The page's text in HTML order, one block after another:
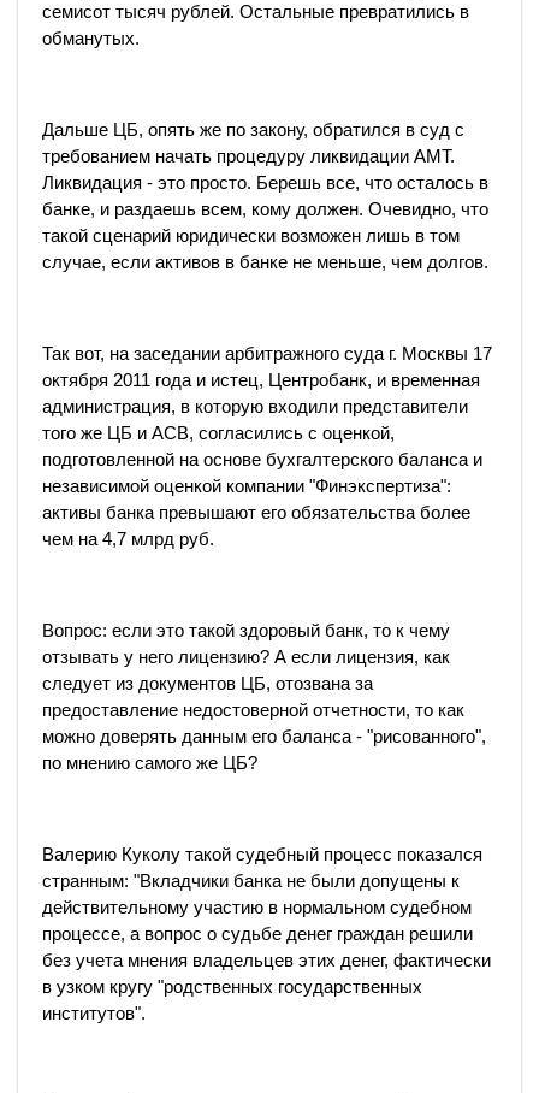
семисот тысяч рублей. Остальные превратились в
обманутых.
Дальше ЦБ, опять же по закону, обратился в суд с
требованием начать процедуру ликвидации АМТ.
Ликвидация - это просто. Берешь все, что осталось в
банке, и раздаешь всем, кому должен. Очевидно, что
такой сценарий юридически возможен лишь в том
случае, если активов в банке не меньше, чем долгов.
Так вот, на заседании арбитражного суда г. Москвы 17
октября 2011 года и истец, Центробанк, и временная
администрация, в которую входили представители
того же ЦБ и АСВ, согласились с оценкой,
подготовленной на основе бухгалтерского баланса и
независимой оценкой компании "Финэкспертиза":
активы банка превышают его обязательства более
чем на 4,7 млрд руб.
Вопрос: если это такой здоровый банк, то к чему
отзывать у него лицензию? А если лицензия, как
следует из документов ЦБ, отозвана за
предоставление недостоверной отчетности, то как
можно доверять данным его баланса - "рисованного",
по мнению самого же ЦБ?
Валерию Куколу такой судебный процесс показался
странным: "Вкладчики банка не были допущены к
действительному участию в нормальном судебном
процессе, а вопрос о судьбе денег граждан решили
без учета мнения владельцев этих денег, фактически
в узком кругу "родственных государственных
институтов".